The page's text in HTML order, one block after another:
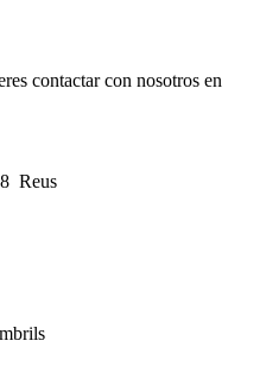
contactar con nosotros en
Reus